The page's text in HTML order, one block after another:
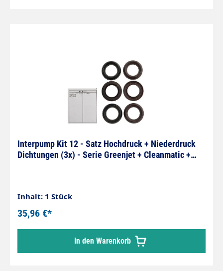
Interpump Kit 12 - Satz Hochdruck + Niederdruck
Dichtungen (3x) - Serie Greenjet + Cleanmatic +
Inhalt: 1 Stück
35,96 €*
In den Warenkorb